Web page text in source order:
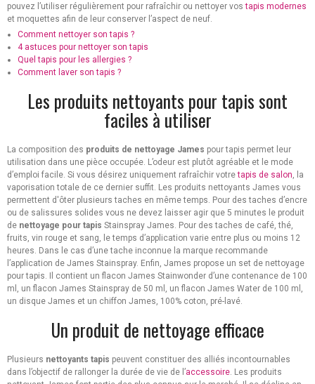
pouvez l’utiliser régulièrement pour rafraîchir ou nettoyer vostapis modernes
et moquettes afin de leur conserver l’aspect de neuf.
Comment nettoyer son tapis ?
4 astuces pour nettoyer son tapis
Quel tapis pour les allergies ?
Comment laver son tapis ?
Les produits nettoyants pour tapis sont
faciles à utiliser
La composition des produits de nettoyage James pour tapis permet leur
utilisation dans une pièce occupée. L’odeur est plutôt agréable et le mode
d’emploi facile. Si vous désirez uniquement rafraîchir votretapis de salon, la
vaporisation totale de ce dernier suffit. Les produits nettoyants James vous
permettent d'ôter plusieurs taches en même temps. Pour des taches d’encre
ou de salissures solides vous ne devez laisser agir que 5 minutes le produit
de nettoyage pour tapis Stainspray James. Pour des taches de café, thé,
fruits, vin rouge et sang, le temps d’application varie entre plus ou moins 12
heures. Dans le cas d’une tache inconnue la marque recommande
l’application de James Stainspray. Enfin, James propose un set de nettoyage
pour tapis. Il contient un flacon James Stainwonder d’une contenance de 100
ml, un flacon James Stainspray de 50 ml, un flacon James Water de 100 ml,
un disque James et un chiffon James, 100% coton, pré-lavé.
Un produit de nettoyage efficace
Plusieurs nettoyants tapis peuvent constituer des alliés incontournables
dans l’objectif de rallonger la durée de vie de l’accessoire. Les produits